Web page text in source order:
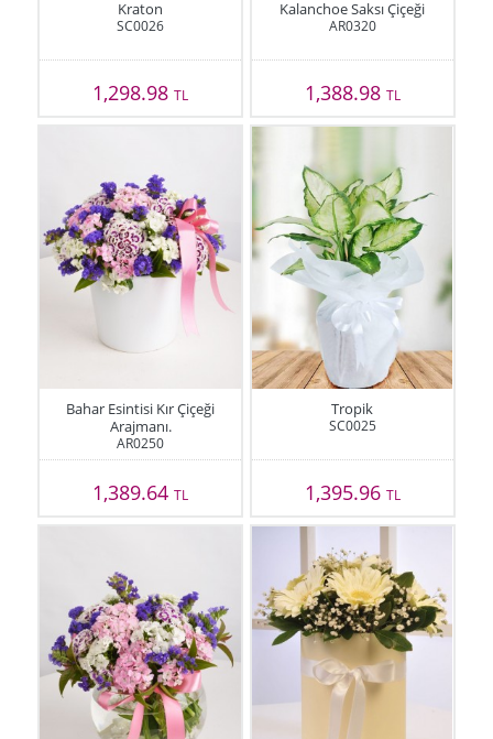
Kraton
SC0026
1,298.98TL
Kalanchoe Saksı Çiçeği
AR0320
1,388.98 TL
Bahar Esintisi Kır Çiçeği
Arajmanı.
AR0250
1,389.64TL
Tropik
SC0025
1,395.96 TL